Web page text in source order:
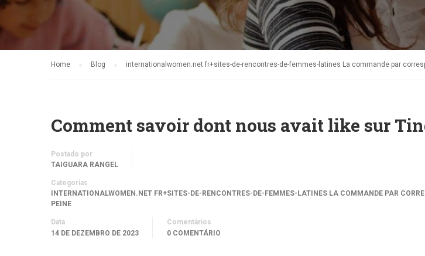
Home Blog internationalwomen.net fr+sites-de-rencontres-de-femmes-latines La commande par
Comment savoir dont nous avait like sur
Postado por
TAIGUARA RANGEL
Categorias
INTERNATIONALWOMEN.NET FR+SITES-DE-RENCONTRES-DE-FEMMES-LATINES LA COMMANDE PAR
PEINE
Data
14 DE DEZEMBRO DE 2023
Comentários
0 COMENTÁRIO